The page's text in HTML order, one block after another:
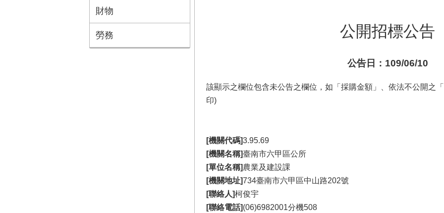
財物
勞務 公開招標公告
公告日：109/06/10
該顯示之欄位包含未公告之欄位，如「採購金額」、依法不公開之
印)
[機關代碼]3.95.69
[機關名稱]臺南市六甲區公所
[單位名稱]農業及建設課
[機關地址]734臺南市六甲區中山路202號
[聯絡人]柯俊宇
[聯絡電話](06)6982001分機508